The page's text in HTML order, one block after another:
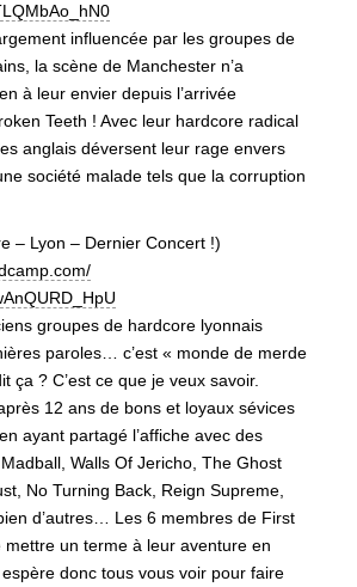
influencée par les groupes de
la scène de Manchester n’a
à leur envier depuis l’arrivée
Teeth ! Avec leur hardcore radical
anglais déversent leur rage envers
société malade tels que la corruption
– Lyon – Dernier Concert !)
groupes de hardcore lyonnais
paroles… c’est « monde de merde
ça ? C’est ce que je veux savoir.
12 ans de bons et loyaux sévices
ayant partagé l’affiche avec des
Walls Of Jericho, The Ghost
No Turning Back, Reign Supreme,
d’autres… Les 6 membres de First
mettre un terme à leur aventure en
donc tous vous voir pour faire